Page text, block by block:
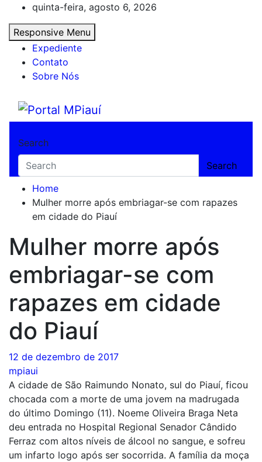
content
quinta-feira, agosto 6, 2026
Responsive Menu
Expediente
Contato
Sobre Nós
Portal MPiauí
Search
Search
Home
Mulher morre após embriagar-se com rapazes
em cidade do Piauí
Mulher morre após
embriagar-se com
rapazes em cidade
do Piauí
12 de dezembro de 2017
mpiaui
A cidade de São Raimundo Nonato, sul do Piauí, ficou
chocada com a morte de uma jovem na madrugada
do último Domingo (11). Noeme Oliveira Braga Neta
deu entrada no Hospital Regional Senador Cândido
Ferraz com altos níveis de álcool no sangue, e sofreu
um infarto logo após ser socorrida. A família da moça